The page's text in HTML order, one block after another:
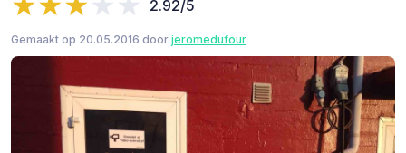
2.92/5
Gemaakt op 20.05.2016 door jeromedufour